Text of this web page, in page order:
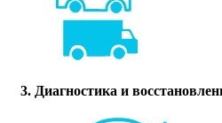
3. Диагностика и